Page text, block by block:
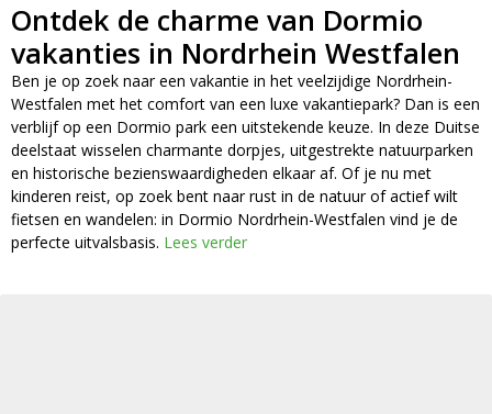
Ontdek de charme van Dormio
vakanties in Nordrhein Westfalen
Ben je op zoek naar een vakantie in het veelzijdige Nordrhein-
Westfalen met het comfort van een luxe vakantiepark? Dan is een
verblijf op een Dormio park een uitstekende keuze. In deze Duitse
deelstaat wisselen charmante dorpjes, uitgestrekte natuurparken
en historische bezienswaardigheden elkaar af. Of je nu met
kinderen reist, op zoek bent naar rust in de natuur of actief wilt
fietsen en wandelen: in Dormio Nordrhein-Westfalen vind je de
perfecte uitvalsbasis. Lees verder